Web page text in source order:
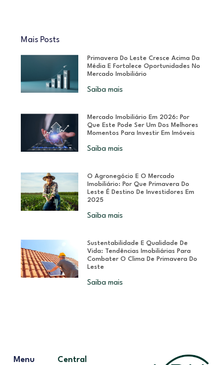
Mais Posts
Primavera Do Leste Cresce Acima Da
Média E Fortalece Oportunidades No
Mercado Imobiliário
Saiba mais
Mercado Imobiliário Em 2026: Por
Que Este Pode Ser Um Dos Melhores
Momentos Para Investir Em Imóveis
Saiba mais
O Agronegócio E O Mercado
Imobiliário: Por Que Primavera Do
Leste É Destino De Investidores Em
2025
Saiba mais
Sustentabilidade E Qualidade De
Vida: Tendências Imobiliárias Para
Combater O Clima De Primavera Do
Leste
Saiba mais
Menu
Central